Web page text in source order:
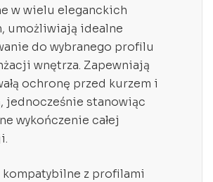
w wielu eleganckich
umożliwiają idealne
do wybranego profilu
wnętrza. Zapewniają
ochronę przed kurzem i
jednocześnie stanowiąc
wykończenie całej
kompatybilne z profilami